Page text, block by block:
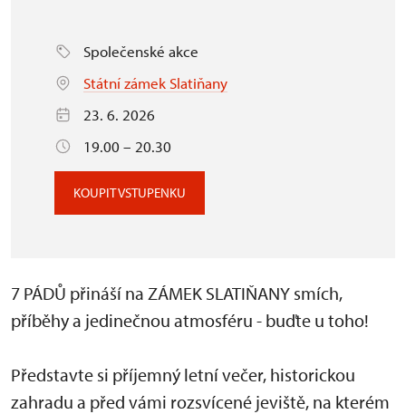
Společenské akce
Státní zámek Slatiňany
23. 6. 2026
19.00 – 20.30
KOUPIT VSTUPENKU
7 PÁDŮ přináší na ZÁMEK SLATIŇANY smích,
příběhy a jedinečnou atmosféru - buďte u toho!
Představte si příjemný letní večer, historickou
zahradu a před vámi rozsvícené jeviště, na kterém